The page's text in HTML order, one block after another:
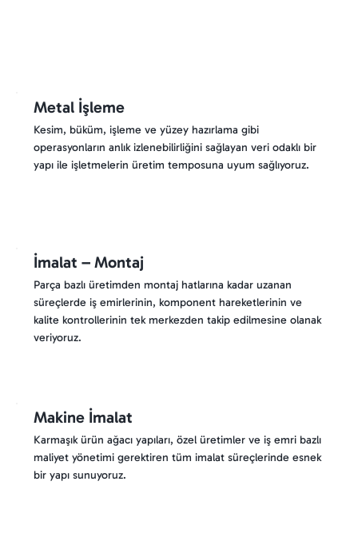
Metal İşleme
Kesim, büküm, işleme ve yüzey hazırlama gibi
operasyonların anlık izlenebilirliğini sağlayan veri odaklı bir
yapı ile işletmelerin üretim temposuna uyum sağlıyoruz.
İmalat – Montaj
Parça bazlı üretimden montaj hatlarına kadar uzanan
süreçlerde iş emirlerinin, komponent hareketlerinin ve
kalite kontrollerinin tek merkezden takip edilmesine olanak
veriyoruz.
Makine İmalat
Karmaşık ürün ağacı yapıları, özel üretimler ve iş emri bazlı
maliyet yönetimi gerektiren tüm imalat süreçlerinde esnek
bir yapı sunuyoruz.